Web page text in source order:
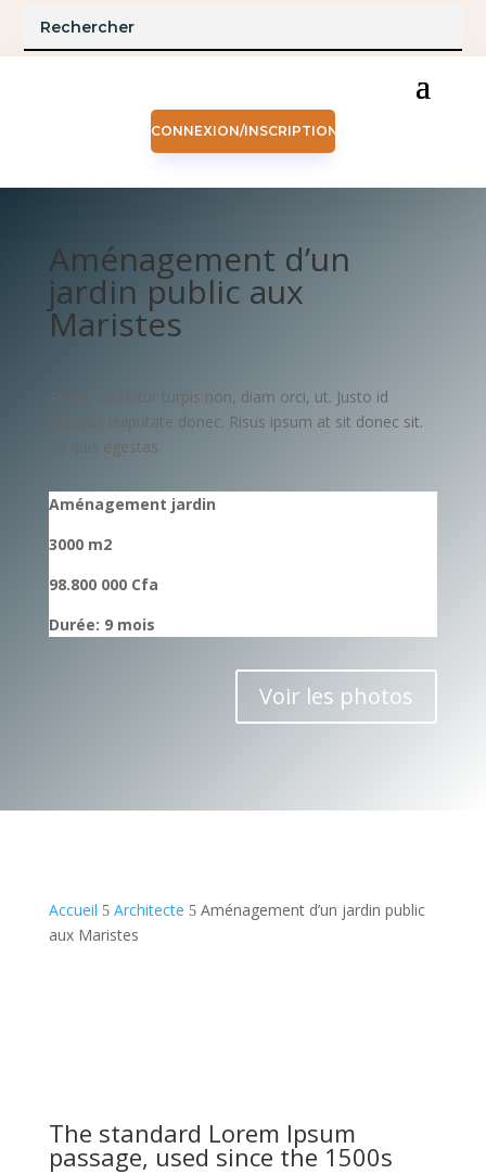
CONNEXION/INSCRIPTION
Aménagement d’un
jardin public aux
Maristes
Amet, curabitur turpis non, diam orci, ut. Justo id
egestas vulputate donec. Risus ipsum at sit donec sit.
Eu quis egestas.
Aménagement jardin
3000 m2
98.800 000 Cfa
Durée: 9 mois
Voir les photos
Accueil 5 Architecte 5 Aménagement d’un jardin public
aux Maristes
The standard Lorem Ipsum
passage, used since the 1500s